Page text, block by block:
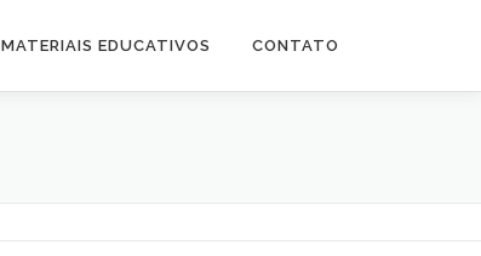
MATERIAIS EDUCATIVOS CONTATO